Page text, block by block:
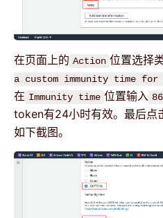
在页面上的 Action 位置选择
a custom immunity time
在 Immunity time 位置输入
token有24小时有效。最后点
如下截图。